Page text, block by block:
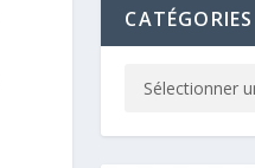
CATÉGORIES